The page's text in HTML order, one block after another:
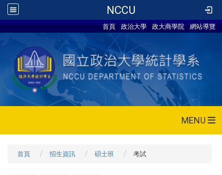
NCCU
首頁 政治大學 政大商學院 網站導覽
MENU
首頁 招生資訊 碩士班 考試